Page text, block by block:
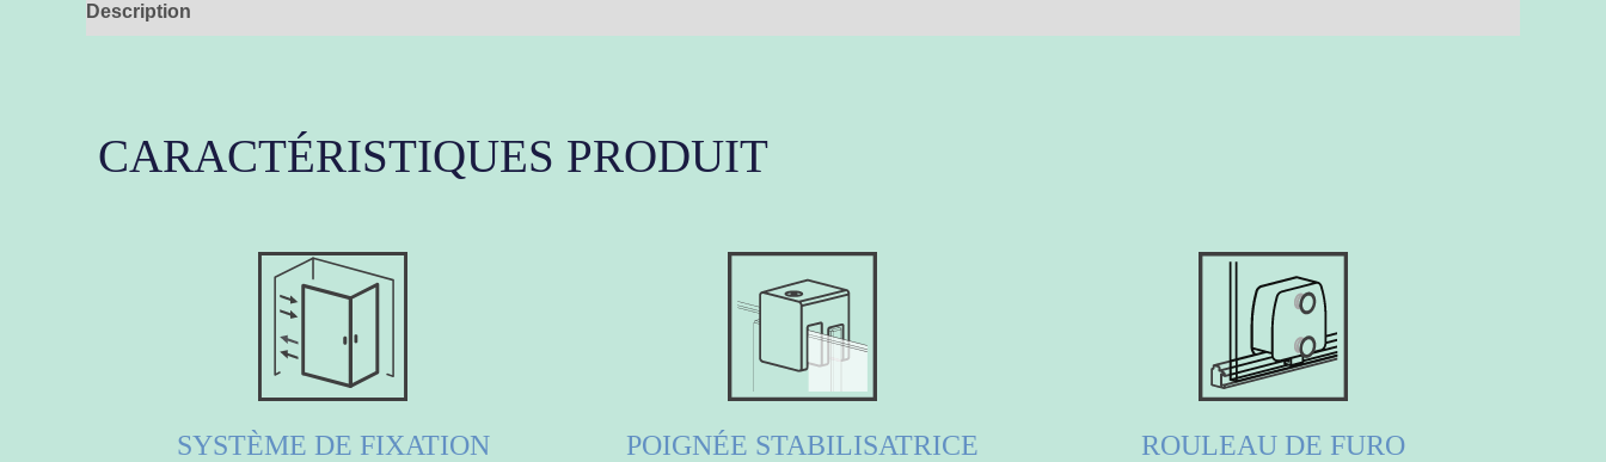
Description
CARACTÉRISTIQUES PRODUIT
SYSTÈME DE FIXATION POIGNÉE STABILISATRICE ROULEAU DE FURO